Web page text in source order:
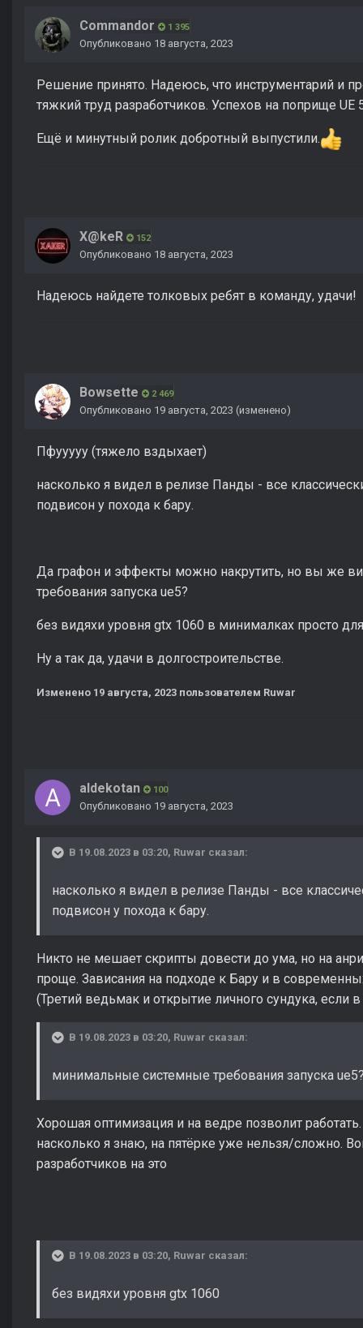
Commandor 1 395
Опубликовано 18 августа, 2023
Решение принято. Надеюсь, что инструментарий и
тяжкий труд разработчиков. Успехов на поприще UE
Ещё и минутный ролик добротный выпустили.
X@keR 152
Опубликовано 18 августа, 2023
Надеюсь найдете толковых ребят в команду, удачи!
Bowsette 2 469
Опубликовано 19 августа, 2023 (изменено)
Пфууууу (тяжело вздыхает)
насколько я видел в релизе Панды - все
подвисон у похода к бару.
Да графон и эффекты можно накрутить, но вы же
требования запуска ue5?
без видяхи уровня gtx 1060 в минималках просто
Ну а так да, удачи в долгостроительстве.
Изменено 19 августа, 2023 пользователем Ruwar
aldekotan 100
Опубликовано 19 августа, 2023
В 19.08.2023 в 03:20, Ruwar сказал:
насколько я видел в релизе Панды - все
подвисон у похода к бару.
Никто не мешает скрипты довести до ума, но на
проще. Зависания на подходе к Бару и в
(Третий ведьмак и открытие личного сундука, если
В 19.08.2023 в 03:20, Ruwar сказал:
минимальные системные требования запуска
Хорошая оптимизация и на ведре позволит
насколько я знаю, на пятёрке уже нельзя/сложно.
разработчиков на это
В 19.08.2023 в 03:20, Ruwar сказал:
без видяхи уровня gtx 1060